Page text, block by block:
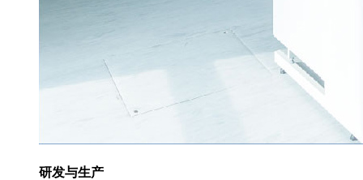
研发与生产